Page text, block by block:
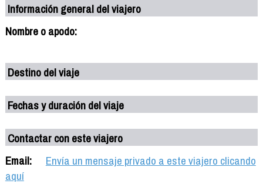
Información general del viajero
Nombre o apodo:
Destino del viaje
Fechas y duración del viaje
Contactar con este viajero
Email:
Envía un mensaje privado a este viajero clicando
aquí